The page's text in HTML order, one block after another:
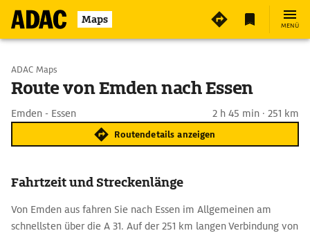
Maps MENÜ
Start wählen
ADAC Maps
Route von Emden nach Essen
Emden - Essen 2 h 45 min · 251 km
Routendetails anzeigen
Fahrtzeit und Streckenlänge
Von Emden aus fahren Sie nach Essen im Allgemeinen am
schnellsten über die A 31. Auf der 251 km langen Verbindung von